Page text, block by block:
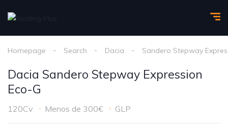
Homepage Search Dacia Sandero Stepway
Dacia Sandero Stepway Expression
Eco-G
120Cv Menos de 300€ GLP